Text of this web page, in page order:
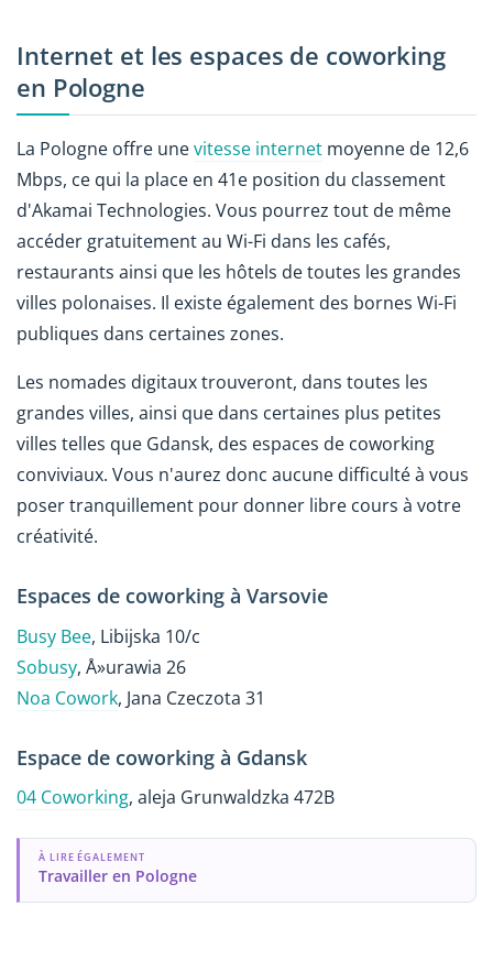
Internet et les espaces de coworking
en Pologne
La Pologne offre unevitesse internet moyenne de 12,6
Mbps, ce qui la place en 41e position du classement
d'Akamai Technologies. Vous pourrez tout de même
accéder gratuitement au Wi-Fi dans les cafés,
restaurants ainsi que les hôtels de toutes les grandes
villes polonaises. Il existe également des bornes Wi-Fi
publiques dans certaines zones.
Les nomades digitaux trouveront, dans toutes les
grandes villes, ainsi que dans certaines plus petites
villes telles que Gdansk, des espaces de coworking
conviviaux. Vous n'aurez donc aucune difficulté à vous
poser tranquillement pour donner libre cours à votre
créativité.
Espaces de coworking à Varsovie
Busy Bee, Libijska 10/c
Sobusy, Å»urawia 26
Noa Cowork, Jana Czeczota 31
Espace de coworking à Gdansk
04 Coworking, aleja Grunwaldzka 472B
À LIRE ÉGALEMENT
Travailler en Pologne